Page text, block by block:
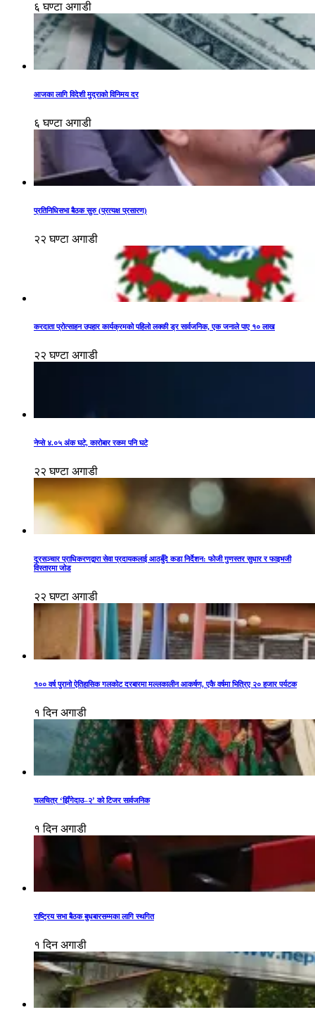
६ घण्टा अगाडी
आजका लागि विदेशी मुद्राको विनिमय दर
६ घण्टा अगाडी
प्रतिनिधिसभा बैठक सुरु (प्रत्यक्ष प्रसारण)
२२ घण्टा अगाडी
करदाता प्रोत्साहन उपहार कार्यक्रमको पहिलो लक्की ड्र सार्वजनिक, एक जनाले पाए १० लाख
२२ घण्टा अगाडी
नेप्से ४.०५ अंक घटे, कारोबार रकम पनि घटे
२२ घण्टा अगाडी
दूरसञ्चार प्राधिकरणद्वारा सेवा प्रदायकलाई आठबुँदे कडा निर्देशन: फोजी गुणस्तर सुधार र फाइभजी
विस्तारमा जोड
२२ घण्टा अगाडी
१०० वर्ष पुरानो ऐतिहासिक गलकोट दरबारमा मल्लकालीन आकर्षण, एकै वर्षमा भित्रिए २० हजार पर्यटक
१ दिन अगाडी
चलचित्र ‘झिँगेदाउ–२’ को टिजर सार्वजनिक
१ दिन अगाडी
राष्ट्रिय सभा बैठक बुधबारसम्मका लागि स्थगित
१ दिन अगाडी